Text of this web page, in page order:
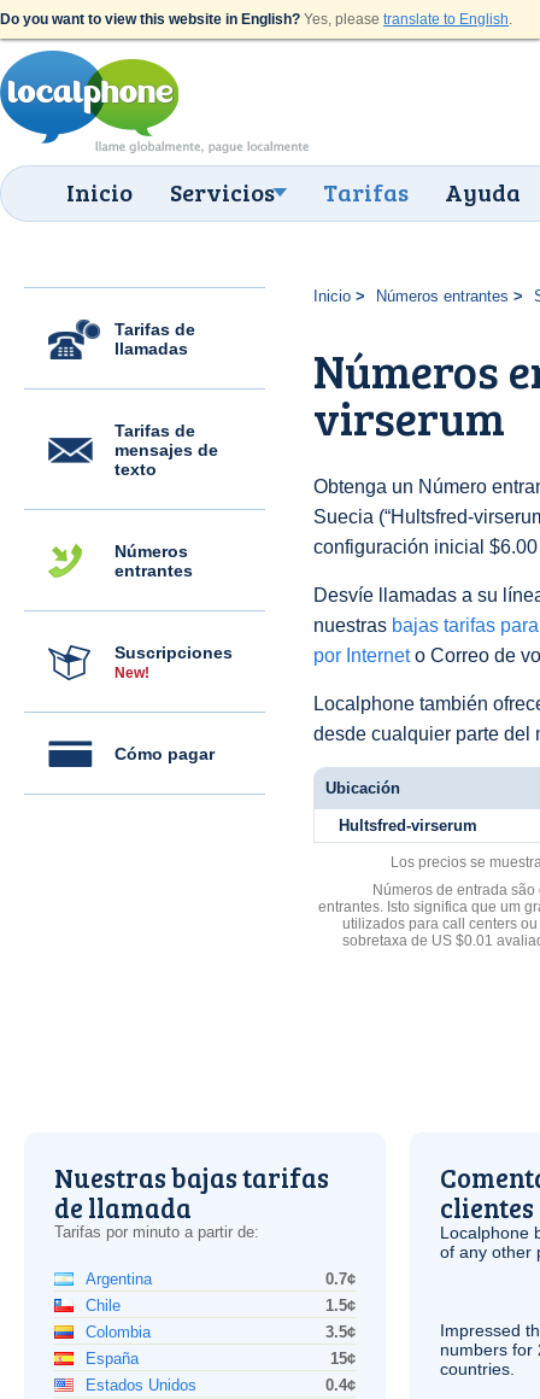
Do you want to view this website in English? Yes, please translate to English.
Inicio Servicios Tarifas Ayuda
Tarifas de
llamadas
Tarifas de
mensajes de
texto
Números
entrantes
Suscripciones
New!
Cómo pagar
Inicio Números entrantes
Números
virserum
Obtenga un Número
Suecia (“Hultsfred-
configuración inicial
Desvíe llamadas a su
nuestras bajas tarifas
por Interneto Correo de
Localphone también
desde cualquier parte del
Ubicación
Hultsfred-virserum
Los precios se
Números de entrada
entrantes. Isto significa que um
utilizados para call centers
sobretaxa de US $0.01
Nuestras bajas tarifas
de llamada
Tarifas por minuto a partir de:
Argentina
0.7¢
Chile
1.5¢
Colombia
3.5¢
España
15¢
Estados Unidos
0.4¢
clientes
Localphone
of any other
Impressed
numbers for
countries.